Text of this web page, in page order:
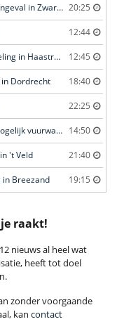
Wielrenner met spoed naar ziekenhuis na ongeval in Zwartebroek 20:25
12:44
Flinke bermbrand veroorzaakt rookontwikkeling in Haastrecht 12:45
Dordrecht 18:40
22:25
Politie valt woning binnen in verband met mogelijk vuurwapen in Eindhoven 14:50
't Veld 21:40
Breezand 19:15
raakt!
nieuws al heel wat
heeft tot doel
zonder voorgaande
kan contact